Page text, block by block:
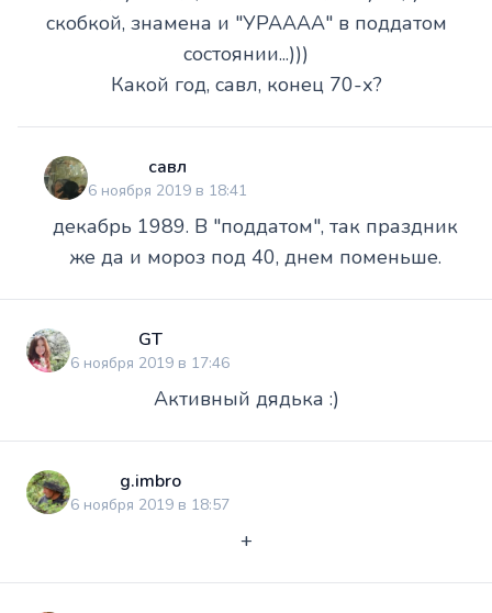
скобкой, знамена и "УРАААА" в поддатом
состоянии...)))
Какой год, савл, конец 70-х?
савл
6 ноября 2019 в 18:41
декабрь 1989. В "поддатом", так праздник
же да и мороз под 40, днем поменьше.
GT
6 ноября 2019 в 17:46
Активный дядька :)
g.imbro
6 ноября 2019 в 18:57
+